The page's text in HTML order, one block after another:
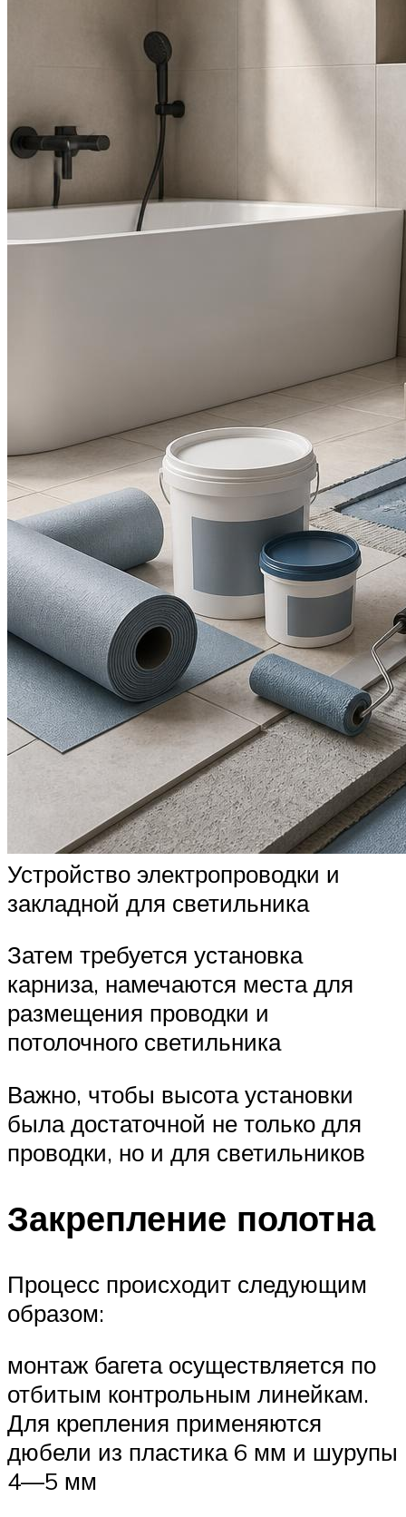
Устройство электропроводки и
закладной для светильника
Затем требуется установка
карниза, намечаются места для
размещения проводки и
потолочного светильника
Важно, чтобы высота установки
была достаточной не только для
проводки, но и для светильников
Закрепление полотна
Процесс происходит следующим
образом:
монтаж багета осуществляется по
отбитым контрольным линейкам.
Для крепления применяются
дюбели из пластика 6 мм и шурупы
4—5 мм